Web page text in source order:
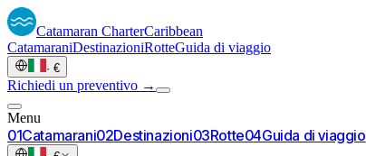
Catamaran CharterCaribbean
CatamaraniDestinazioniRotteGuida di viaggio
· €
Richiedi un preventivo →
Menu
01Catamarani02Destinazioni03Rotte04Guida di viaggio